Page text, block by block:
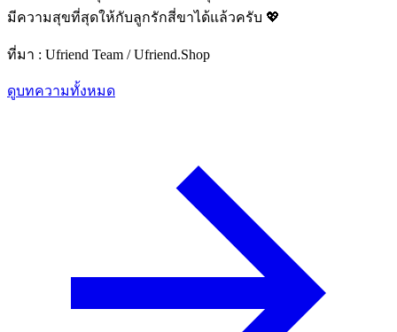
มีความสุขที่สุดให้กับลูกรักสี่ขาได้แล้วครับ 💖
ที่มา : Ufriend Team / Ufriend.Shop
ดูบทความทั้งหมด